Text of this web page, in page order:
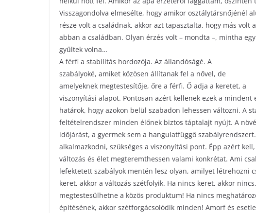
Visszagondolva elmesélte, hogy amikor osztálytársnőjénél
része volt a családnak, akkor azt tapasztalta, hogy más volt
abban a családban. Olyan érzés volt – mondta –, mintha
gyűltek volna…
A férfi a stabilitás hordozója. Az állandóságé. A
szabályoké, amiket közösen állítanak fel a nővel, de
amelyeknek megtestesítője, őre a férfi. Ő adja a keretet, a
viszonyítási alapot. Pontosan azért kellenek ezek a mindent
határok, hogy azokon belül szabadon lehessen változni. A
feltételrendszer minden élőnek biztos táptalajt nyújt. A
időjárást, a gyermek sem a hangulatfüggő
alkalmazkodni, szükséges a viszonyítási pont. Épp azért
változás és élet megteremthessen valami konkrétat. Ami
lefektetett szabályok mentén lesz olyan, amilyet létrehozni
keret, akkor a változás szétfolyik. Ha nincs keret, akkor
megtestesülhetne a közös produktum! Ha nincs
építésének, akkor szétforgácsolódik minden! Amorf és